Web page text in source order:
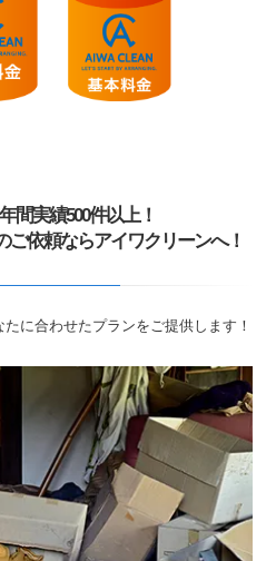
間実績500件以上！
ご依頼ならアイワクリーンへ！
に合わせたプランをご提供します！